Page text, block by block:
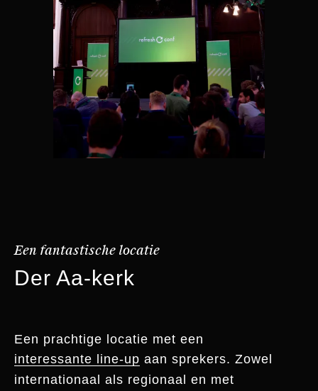
Een fantastische locatie
Der Aa-kerk
Een prachtige locatie met een
interessante line-up aan sprekers. Zowel
internationaal als regionaal en met